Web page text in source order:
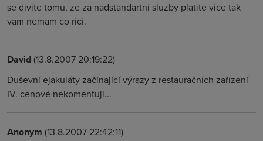
se divite tomu, ze za nadstandartni sluzby platite vice tak
vam nemam co rici.
David(13.8.2007 20:19:22)
Duševní ejakuláty začínající výrazy z restauračních zařízení
IV. cenové nekomentuji...
Anonym (13.8.2007 22:42:11)